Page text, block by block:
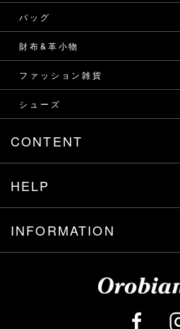
バッグ
財布&革小物
ファッション雑貨
シューズ
CONTENT
HELP
INFORMATION